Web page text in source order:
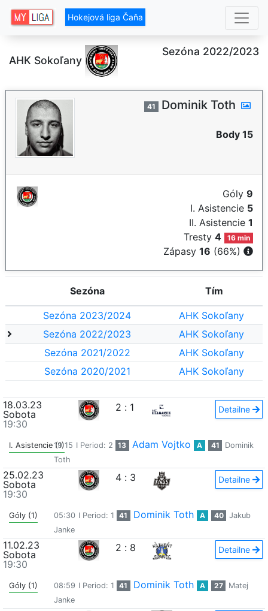
Hokejová liga Čaňa
AHK Sokoľany
Sezóna 2022/2023
41 Dominik Toth
Body 15
Góly 9
I. Asistencie 5
II. Asistencie 1
Tresty4 16 min
Zápasy 16 (66%)
Sezóna Tím
Sezóna 2023/2024
AHK Sokoľany
Sezóna 2022/2023
AHK Sokoľany
Sezóna 2021/2022
AHK Sokoľany
Sezóna 2020/2021
AHK Sokoľany
18.03.23
Sobota
19:30
2 : 1 Detailne
I. Asistencie (1)19:15 I Period: 2 13 Adam Vojtko A 41
Dominik
Toth
25.02.23
Sobota
19:30
4 : 3 Detailne
Góly (1) 05:30 I Period: 1 41 Dominik Toth A 40
Jakub
Janke
11.02.23
Sobota
19:30
2 : 8 Detailne
Góly (1) 08:59 I Period: 1 41 Dominik Toth A 27
Matej
Janke